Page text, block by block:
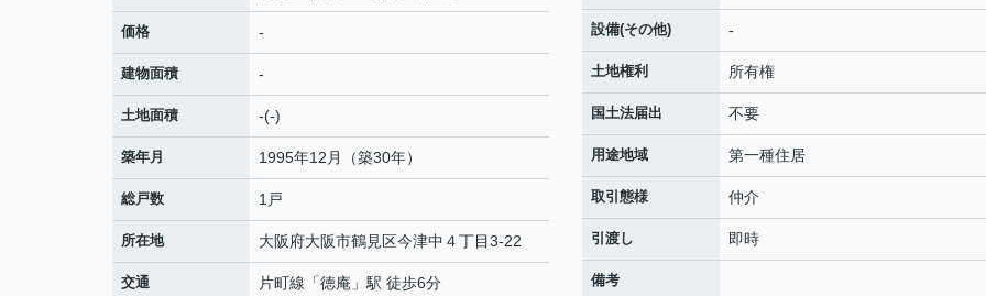
価格 -
建物面積 -
土地面積 -(-)
築年月 1995年12月（築30年）
総戸数 1戸
所在地 大阪府大阪市鶴見区今津中 ４丁目3-22
交通 片町線 「徳庵 」駅 徒歩6分
設備(その他) -
土地権利 所有権
国土法届出 不要
用途地域 第一種住居
取引態様 仲介
引渡し 即時
備考